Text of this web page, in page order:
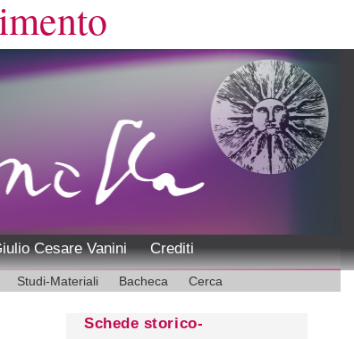
Cesare Vanini Crediti
Studi-Materiali Bacheca Cerca
Schede storico-